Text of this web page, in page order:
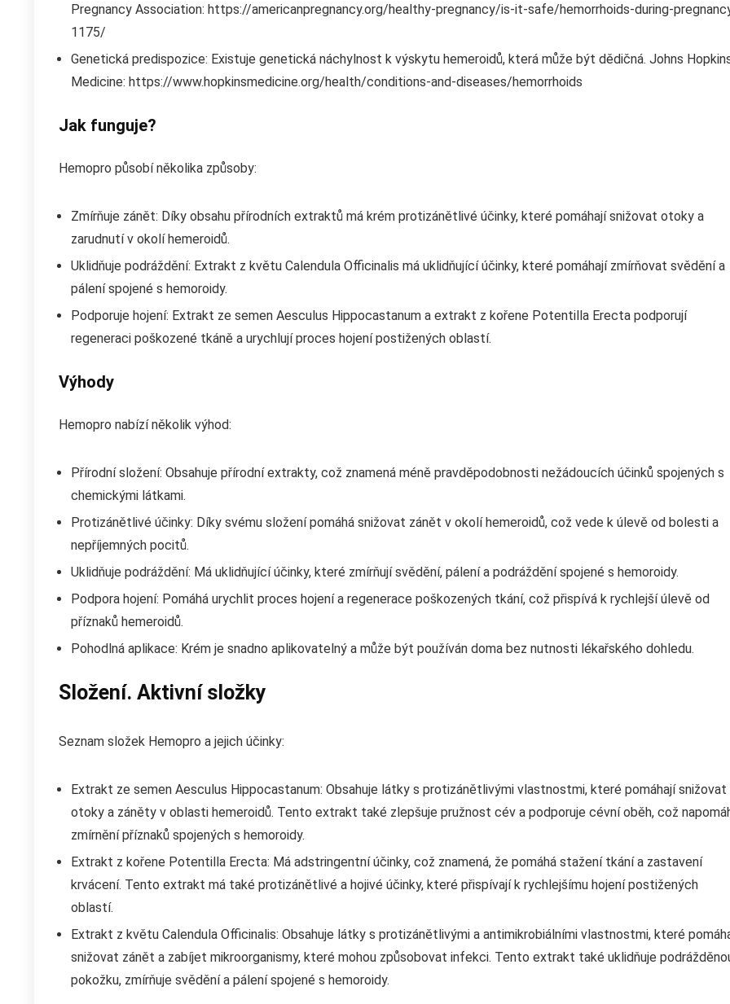
Pregnancy Association: https://americanpregnancy.org/healthy-pregnancy/is-it-safe/hemorrhoids-during-
1175/
Genetická predispozice: Existuje genetická náchylnost k výskytu hemeroidů, která může být dědičná. Johns
Medicine: https://www.hopkinsmedicine.org/health/conditions-and-diseases/hemorrhoids
Jak funguje?
Hemopro působí několika způsoby:
Zmírňuje zánět: Díky obsahu přírodních extraktů má krém protizánětlivé účinky, které pomáhají snižovat otoky a
zarudnutí v okolí hemeroidů.
Uklidňuje podráždění: Extrakt z květu Calendula Officinalis má uklidňující účinky, které pomáhají zmírňovat svědění a
pálení spojené s hemoroidy.
Podporuje hojení: Extrakt ze semen Aesculus Hippocastanum a extrakt z kořene Potentilla Erecta podporují
regeneraci poškozené tkáně a urychlují proces hojení postižených oblastí.
Výhody
Hemopro nabízí několik výhod:
Přírodní složení: Obsahuje přírodní extrakty, což znamená méně pravděpodobnosti nežádoucích účinků spojených s
chemickými látkami.
Protizánětlivé účinky: Díky svému složení pomáhá snižovat zánět v okolí hemeroidů, což vede k úlevě od bolesti a
nepříjemných pocitů.
Uklidňuje podráždění: Má uklidňující účinky, které zmírňují svědění, pálení a podráždění spojené s hemoroidy.
Podpora hojení: Pomáhá urychlit proces hojení a regenerace poškozených tkání, což přispívá k rychlejší úlevě od
příznaků hemeroidů.
Pohodlná aplikace: Krém je snadno aplikovatelný a může být používán doma bez nutnosti lékařského dohledu.
Složení. Aktivní složky
Seznam složek Hemopro a jejich účinky:
Extrakt ze semen Aesculus Hippocastanum: Obsahuje látky s protizánětlivými vlastnostmi, které pomáhají snižovat
otoky a záněty v oblasti hemeroidů. Tento extrakt také zlepšuje pružnost cév a podporuje cévní oběh, což
zmírnění příznaků spojených s hemoroidy.
Extrakt z kořene Potentilla Erecta: Má adstringentní účinky, což znamená, že pomáhá stažení tkání a zastavení
krvácení. Tento extrakt má také protizánětlivé a hojivé účinky, které přispívají k rychlejšímu hojení postižených
oblastí.
Extrakt z květu Calendula Officinalis: Obsahuje látky s protizánětlivými a antimikrobiálními vlastnostmi, které
snižovat zánět a zabíjet mikroorganismy, které mohou způsobovat infekci. Tento extrakt také uklidňuje
pokožku, zmírňuje svědění a pálení spojené s hemoroidy.